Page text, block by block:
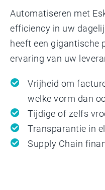
Automatiseren met
efficiency in uw
heeft een gigantische
ervaring van uw
Vrijheid om
welke vorm dan
Tijdige of zelfs
Transparantie in
Supply Chain